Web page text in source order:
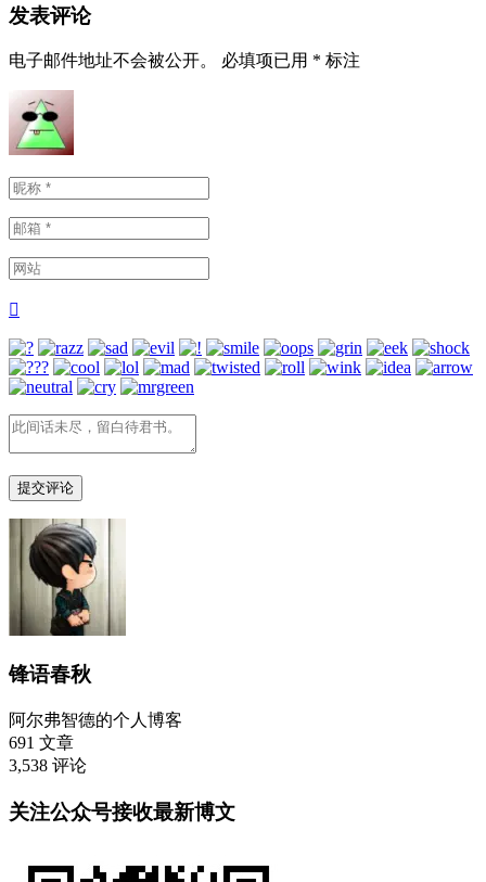
发表评论
电子邮件地址不会被公开。 必填项已用 * 标注

锋语春秋
阿尔弗智德的个人博客
691 文章
3,538 评论
关注公众号接收最新博文